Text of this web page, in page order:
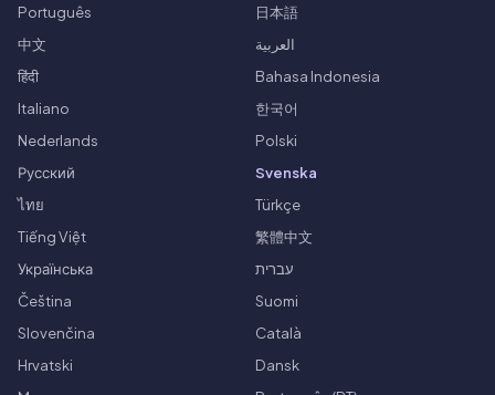
Português
日本語
中文
العربية
हिंदी
Bahasa Indonesia
Italiano
한국어
Nederlands
Polski
Русский
Svenska
ไทย
Türkçe
Tiếng Việt
繁體中文
Українська
עברית
Čeština
Suomi
Slovenčina
Català
Hrvatski
Dansk